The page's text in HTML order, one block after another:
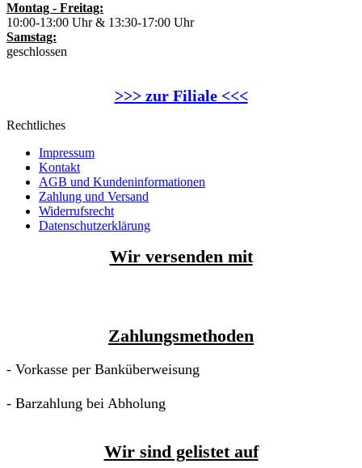
Montag - Freitag:
10:00-13:00 Uhr & 13:30-17:00 Uhr
Samstag:
geschlossen
>>> zur Filiale <<<
Rechtliches
Impressum
Kontakt
AGB und Kundeninformationen
Zahlung und Versand
Widerrufsrecht
Datenschutzerklärung
Wir versenden mit
Zahlungsmethoden
- Vorkasse per Banküberweisung
- Barzahlung bei Abholung
Wir sind gelistet auf